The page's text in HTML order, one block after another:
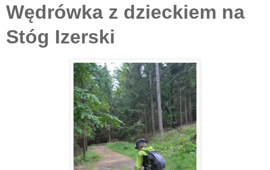
Wędrówka z dzieckiem na
Stóg Izerski